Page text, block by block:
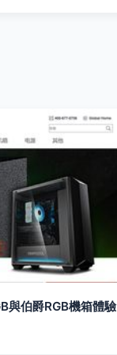
與伯爵RGB機箱體驗